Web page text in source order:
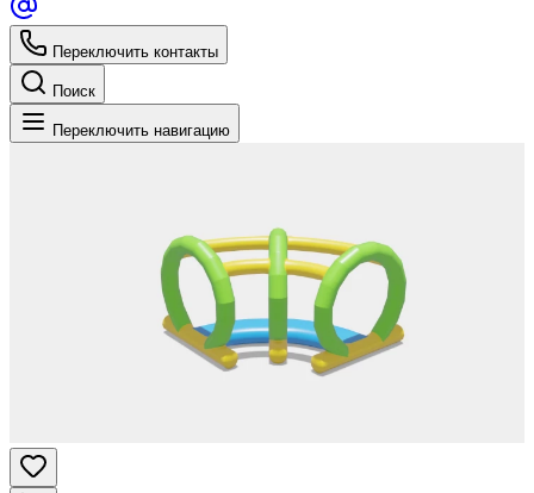
Переключить контакты
Поиск
Переключить навигацию